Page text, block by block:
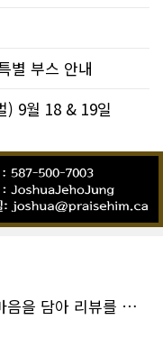
별 부스 안내
) 9월 18 & 19일
박문호 딜러님께 너무나도 감사한 마음을 담아 리뷰를 남깁니다.